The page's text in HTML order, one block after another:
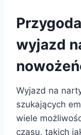
wyjazd
Wyjazd na
szukających
wiele
czasu, takich